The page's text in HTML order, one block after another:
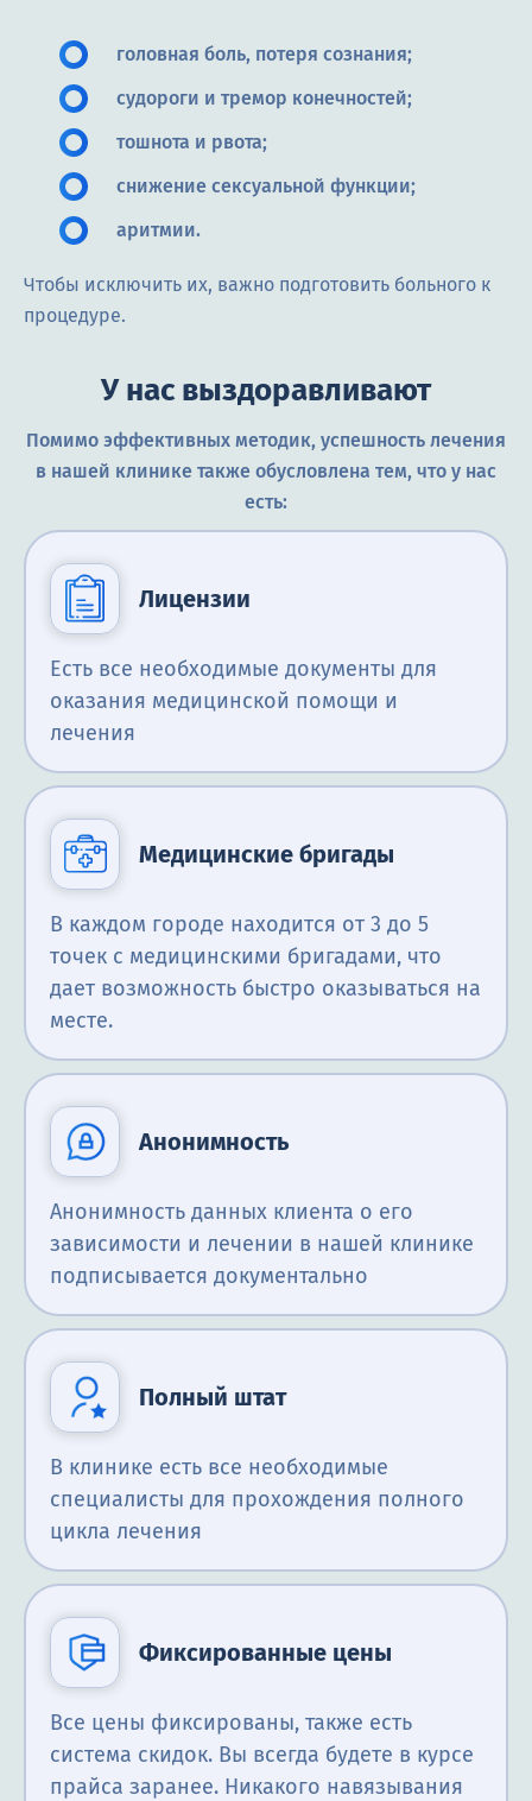
головная боль, потеря сознания;
судороги и тремор конечностей;
тошнота и рвота;
снижение сексуальной функции;
аритмии.
Чтобы исключить их, важно подготовить больного к
процедуре.
У нас выздоравливают
Помимо эффективных методик, успешность лечения
в нашей клинике также обусловлена тем, что у нас
есть:
Лицензии
Есть все необходимые документы для
оказания медицинской помощи и
лечения
Медицинские бригады
В каждом городе находится от 3 до 5
точек с медицинскими бригадами, что
дает возможность быстро оказываться на
месте.
Анонимность
Анонимность данных клиента о его
зависимости и лечении в нашей клинике
подписывается документально
Полный штат
В клинике есть все необходимые
специалисты для прохождения полного
цикла лечения
Фиксированные цены
Все цены фиксированы, также есть
система скидок. Вы всегда будете в курсе
прайса заранее. Никакого навязывания